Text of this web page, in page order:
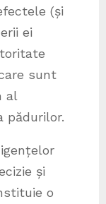
(și
ei
sunt
al
pădurilor.
și
o